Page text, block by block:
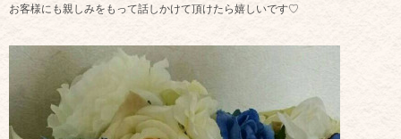
お客様にも親しみをもって話しかけて頂けたら嬉しいです♡